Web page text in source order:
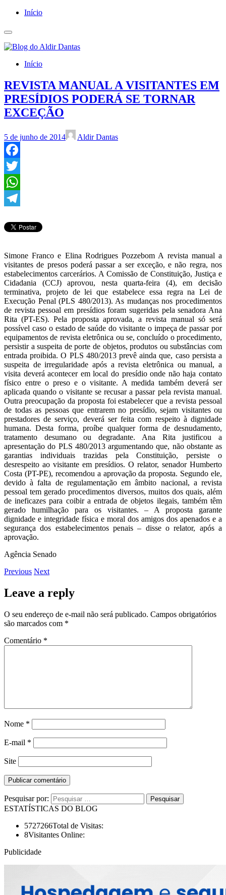
Início
Início
REVISTA MANUAL A VISITANTES EM
PRESÍDIOS PODERÁ SE TORNAR
EXCEÇÃO
5 de junho de 2014 Aldir Dantas
Facebook
Twitter
WhatsApp
Simone Franco e Elina Rodrigues Pozzebom A revista manual a
visitantes de presos poderá passar a ser exceção, e não regra, nos
estabelecimentos carcerários. A Comissão de Constituição, Justiça e
Cidadania (CCJ) aprovou, nesta quarta-feira (4), em decisão
terminativa, projeto de lei que estabelece essa regra na Lei de
Execução Penal (PLS 480/2013). As mudanças nos procedimentos
de revista pessoal em presídios foram sugeridas pela senadora Ana
Rita (PT-ES). Pela proposta aprovada, a revista manual só será
possível caso o estado de saúde do visitante o impeça de passar por
equipamentos de revista eletrônica ou se, concluído o procedimento,
persistir a suspeita de porte de objetos, produtos ou substâncias com
entrada proibida. O PLS 480/2013 prevê ainda que, caso persista a
suspeita de irregularidade após a revista eletrônica ou manual, a
visita deverá acontecer em local do presídio onde não haja contato
físico entre o preso e o visitante. A medida também deverá ser
aplicada quando o visitante se recusar a passar pela revista manual.
Outra preocupação da proposta foi estabelecer que a revista pessoal
de todas as pessoas que entrarem no presídio, sejam visitantes ou
prestadores de serviço, deverá ser feita com respeito à dignidade
humana. Desta forma, proíbe qualquer forma de desnudamento,
tratamento desumano ou degradante. Ana Rita justificou a
apresentação do PLS 480/2013 argumentando que, não obstante as
garantias individuais trazidas pela Constituição, persiste o
desrespeito ao visitante em presídios. O relator, senador Humberto
Costa (PT-PE), recomendou a aprovação da proposta. Segundo ele,
devido à falta de regulamentação em âmbito nacional, a revista
pessoal tem gerado procedimentos diversos, muitos dos quais, além
de ineficazes para coibir a entrada de objetos ilegais, também têm
gerado humilhação para os visitantes. – A proposta garante
dignidade e integridade física e moral dos amigos dos apenados e a
segurança dos estabelecimentos penais – disse o relator, após a
aprovação.
Agência Senado
Previous Next
Leave a reply
O seu endereço de e-mail não será publicado. Campos obrigatórios
são marcados com *
Comentário *
Nome *
E-mail *
Site
Pesquisar por:
ESTATÍSTICAS DO BLOG
5727266Total de Visitas:
8Visitantes Online:
Publicidade